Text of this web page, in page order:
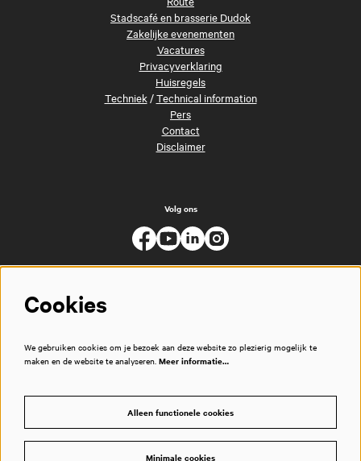
Stadscafé en brasserie Dudok
Zakelijke evenementen
Vacatures
Privacyverklaring
Huisregels
Techniek/Technical information
Pers
Contact
Disclaimer
Volg ons
Cookies
We gebruiken cookies om je bezoek aan deze website zo plezierig mogelijk te
maken en de website te analyseren. Meer informatie…
Alleen functionele cookies
Minimale cookies